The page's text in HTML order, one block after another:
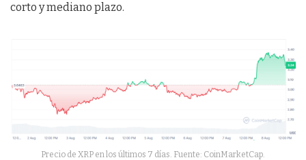
corto y mediano plazo.
Precio de XRP en los últimos 7 días. Fuente: CoinMarketCap.